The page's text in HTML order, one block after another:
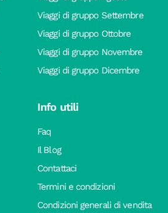
Viaggi di gruppo Settembre
Viaggi di gruppo Ottobre
Viaggi di gruppo Novembre
Viaggi di gruppo Dicembre
Info utili
Faq
Il Blog
Contattaci
Termini e condizioni
Condizioni generali di vendita